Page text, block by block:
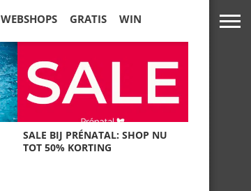
WEBSHOPS GRATIS WIN
SALE BIJ PRÉNATAL: SHOP NU
TOT 50% KORTING